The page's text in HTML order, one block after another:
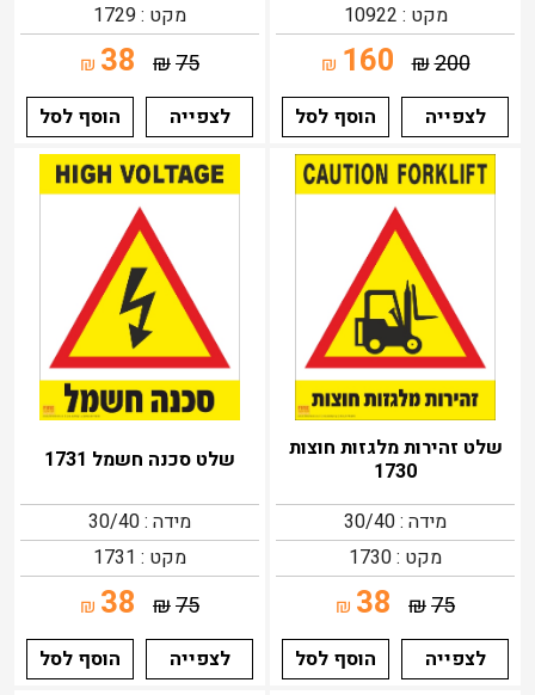
מקט : 10922
200
₪
160
₪
לצפייה
הוסף לסל
מקט : 1729
75
₪
38
₪
לצפייה
הוסף לסל
שלט זהירות מלגזות חוצות
1730
מידה : 30/40
מקט : 1730
75
₪
38
₪
לצפייה
הוסף לסל
שלט סכנה חשמל 1731
מידה : 30/40
מקט : 1731
75
₪
38
₪
לצפייה
הוסף לסל